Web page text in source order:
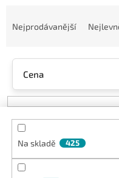
n
p
r
o
Nejprodávanější
Cena
Na skladě 425